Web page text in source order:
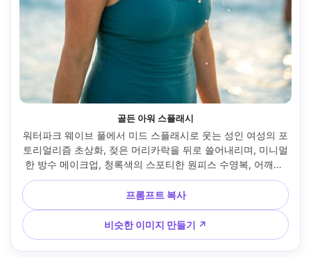
골든 아워 스플래시
워터파크 웨이브 풀에서 미드 스플래시로 웃는 성인 여성의 포
토리얼리즘 초상화, 젖은 머리카락을 뒤로 쓸어내리며, 미니멀
한 방수 메이크업, 청록색의 스포티한 원피스 수영복, 어깨에
반짝이는 햇살방울, 따뜻한 림 라이트가 달린 골든 아워 백라
이트, 소니 A7IV, 85mm f/1.4, 얕은 피사계 깊이 보케, 가슴 위
로 프레임, 약간 로우 앵글, 즐거운 솔직한 분위기, 자연스러운
피부 결과 및 모공, 사실적인 물 하이라이트와 섀도우, 에디토
리 컬러 그레이딩, 초선명한 초점, 고해상도 --ar 4:5
프롬프트 복사
비슷한 이미지 만들기 ↗